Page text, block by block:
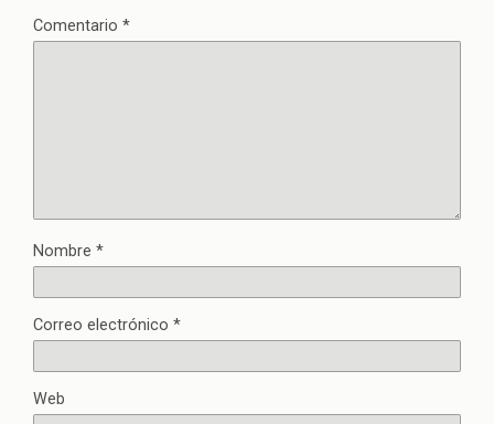
Comentario *
Nombre *
Correo electrónico *
Web